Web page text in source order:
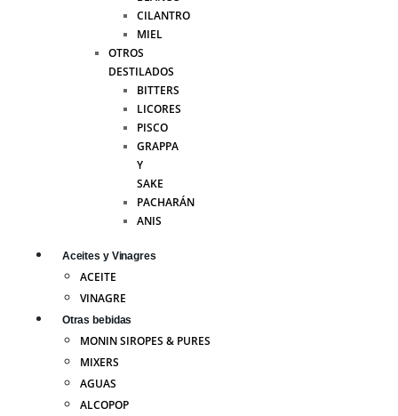
CILANTRO
MIEL
OTROS
DESTILADOS
BITTERS
LICORES
PISCO
GRAPPA
Y
SAKE
PACHARÁN
ANIS
Aceites y Vinagres
ACEITE
VINAGRE
Otras bebidas
MONIN SIROPES & PURES
MIXERS
AGUAS
ALCOPOP